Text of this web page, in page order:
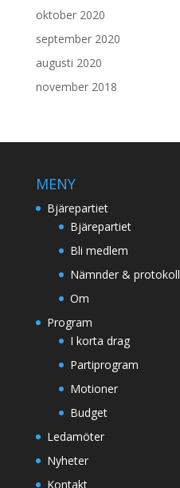
oktober 2020
september 2020
augusti 2020
november 2018
MENY
Bjärepartiet
Bjärepartiet
Bli medlem
Nämnder & protokoll
Om
Program
I korta drag
Partiprogram
Motioner
Budget
Ledamöter
Nyheter
Kontakt